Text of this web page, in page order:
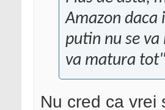
Amazon daca
putin nu se
va matura
Nu cred ca vrei